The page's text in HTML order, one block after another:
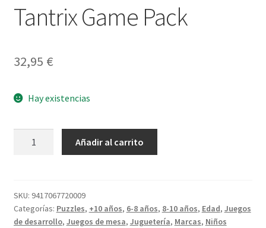
Tantrix Game Pack
32,95 €
Hay existencias
Añadir al carrito
SKU: 9417067720009
Categorías: Puzzles, +10 años, 6-8 años, 8-10 años, Edad, Juegos
de desarrollo, Juegos de mesa, Juguetería, Marcas, Niños